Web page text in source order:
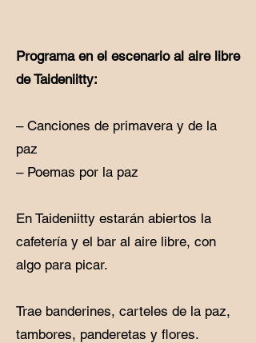
Programa en el escenario al aire libre
de Taideniitty:
– Canciones de primavera y de la
paz
– Poemas por la paz
En Taideniitty estarán abiertos la
cafetería y el bar al aire libre, con
algo para picar.
Trae banderines, carteles de la paz,
tambores, panderetas y flores.